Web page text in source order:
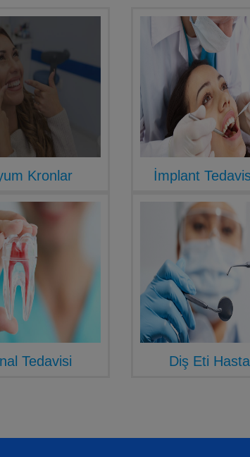
Kronlar İmplant
Tedavisi Diş Eti